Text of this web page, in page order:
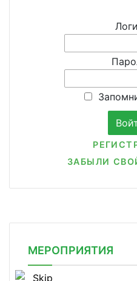
ЗАБЫЛИ
МЕРОПРИЯТИЯ